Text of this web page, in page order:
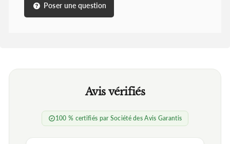
Poser une question
Avis vérifiés
100 % certifiés par Société des Avis Garantis